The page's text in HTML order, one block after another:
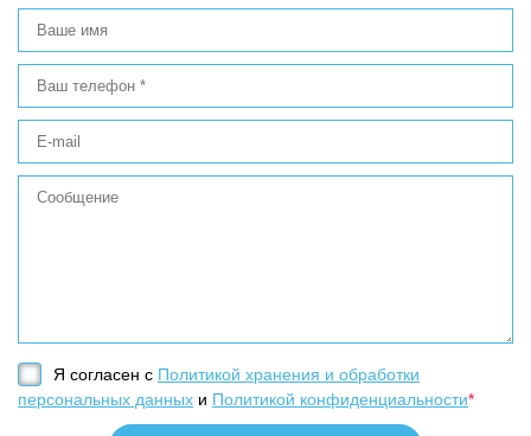
Я согласен с Политикой хранения и обработки
персональных данных и Политикой конфиденциальности*